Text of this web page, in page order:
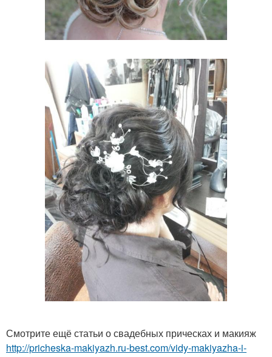
Смотрите ещё статьи о свадебных прическах и макияж
http://pricheska-makiyazh.ru-best.com/vidy-makiyazha-i-